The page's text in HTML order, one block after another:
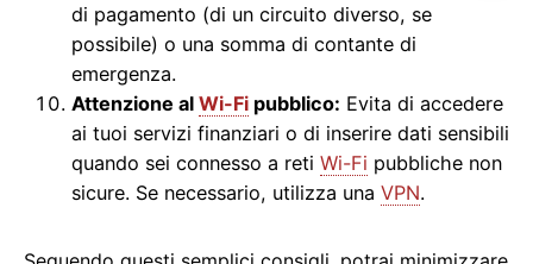
di pagamento (di un circuito diverso, se
possibile) o una somma di contante di
emergenza.
Attenzione al Wi-Fi pubblico: Evita di accedere
ai tuoi servizi finanziari o di inserire dati sensibili
quando sei connesso a reti Wi-Fi pubbliche non
sicure. Se necessario, utilizza una VPN.